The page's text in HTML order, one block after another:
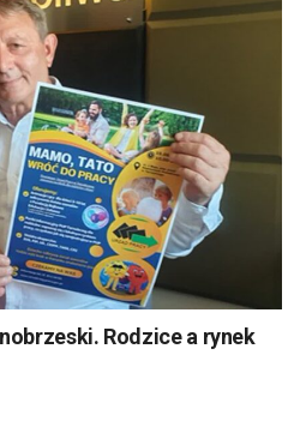
Rodzice a rynek